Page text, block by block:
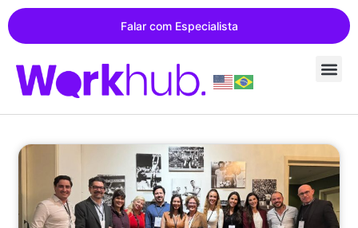
Falar com Especialista